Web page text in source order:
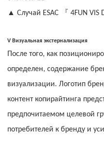
▲ Случай ESAC 『 4FUN VIS
V Визуальная экстернализация
После того, как
определен, содержание
визуализации. Логотип
контент копирайтинга
предпочитаемом целевой
потребителей к бренду и